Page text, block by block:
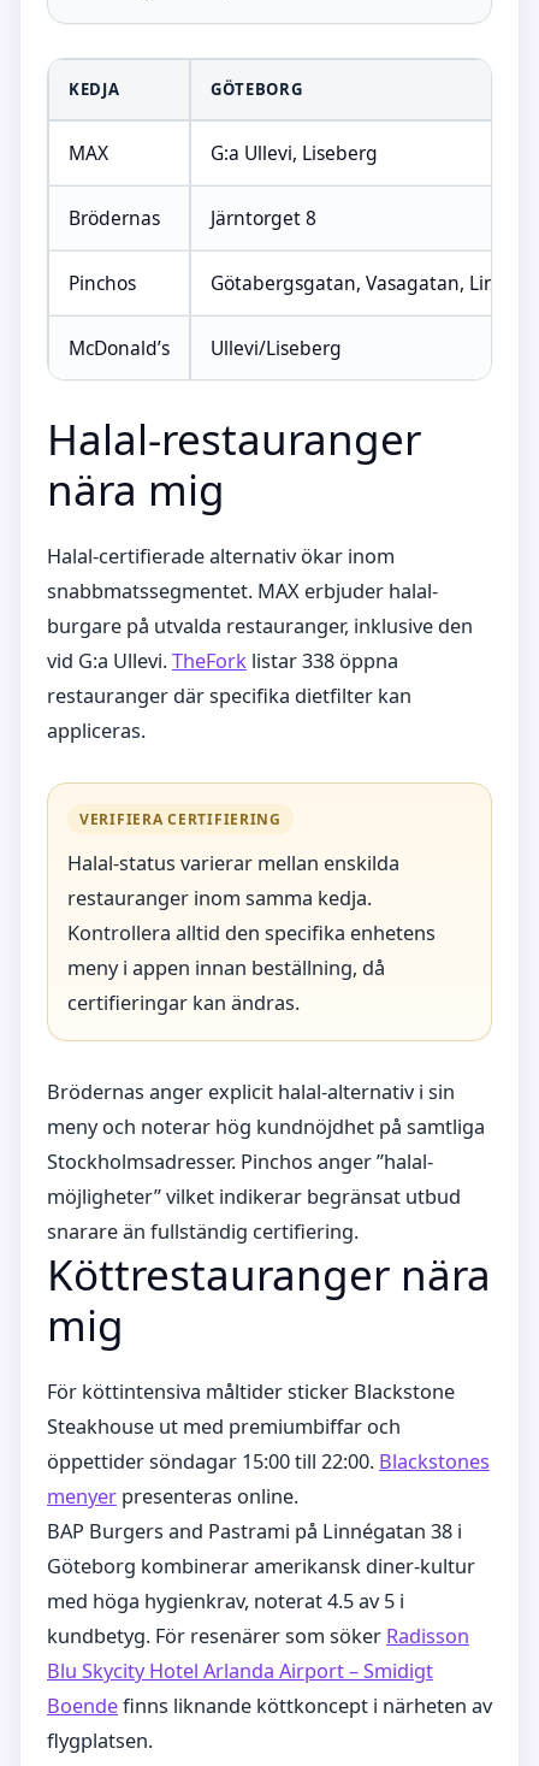
KEDJA GÖTEBORG
MAX G:a Ullevi, Liseberg
Brödernas Järntorget 8
Pinchos Götabergsgatan, Vasagatan, Linné
McDonald’s Ullevi/Liseberg
Halal-restauranger
nära mig
Halal-certifierade alternativ ökar inom
snabbmatssegmentet. MAX erbjuder halal-
burgare på utvalda restauranger, inklusive den
vid G:a Ullevi.TheFork listar 338 öppna
restauranger där specifika dietfilter kan
appliceras.
VERIFIERA CERTIFIERING
Halal-status varierar mellan enskilda
restauranger inom samma kedja.
Kontrollera alltid den specifika enhetens
meny i appen innan beställning, då
certifieringar kan ändras.
Brödernas anger explicit halal-alternativ i sin
meny och noterar hög kundnöjdhet på samtliga
Stockholmsadresser. Pinchos anger ”halal-
möjligheter” vilket indikerar begränsat utbud
snarare än fullständig certifiering.
Köttrestauranger nära
mig
För köttintensiva måltider sticker Blackstone
Steakhouse ut med premiumbiffar och
öppettider söndagar 15:00 till 22:00. Blackstones
menyer presenteras online.
BAP Burgers and Pastrami på Linnégatan 38 i
Göteborg kombinerar amerikansk diner-kultur
med höga hygienkrav, noterat 4.5 av 5 i
kundbetyg. För resenärer som söker Radisson
Blu Skycity Hotel Arlanda Airport – Smidigt
Boendefinns liknande köttkoncept i närheten av
flygplatsen.